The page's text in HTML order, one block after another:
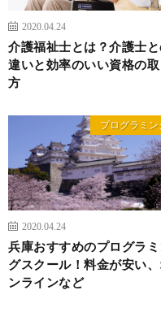
2020.04.24
介護福祉士とは？介護士
違いと効率のいい資格の取
方
プログラミン
2020.04.24
兵庫おすすめのプログラ
グスクール！料金が安い、
ンラインなど